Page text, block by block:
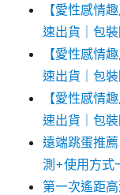
【愛性感情
速出貨｜包
【愛性感情
速出貨｜包
【愛性感情
速出貨｜包
遠端跳蛋推
測+使用方式
第一次遙距